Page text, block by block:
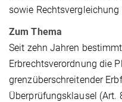
sowie
Zum Thema
Seit zehn Jahren
Erbrechtsverordnung die
grenzüberschreitender
Überprüfungsklausel (Art.